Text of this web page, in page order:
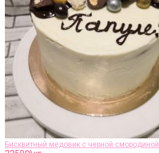
Бисквитный медовик с черной смородиной